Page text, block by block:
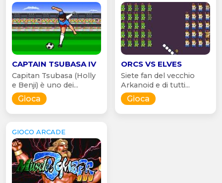
CAPTAIN TSUBASA IV
Capitan Tsubasa (Holly
e Benji) è uno dei...
Gioca
ORCS VS ELVES
Siete fan del vecchio
Arkanoid e di tutti...
Gioca
GIOCO ARCADE